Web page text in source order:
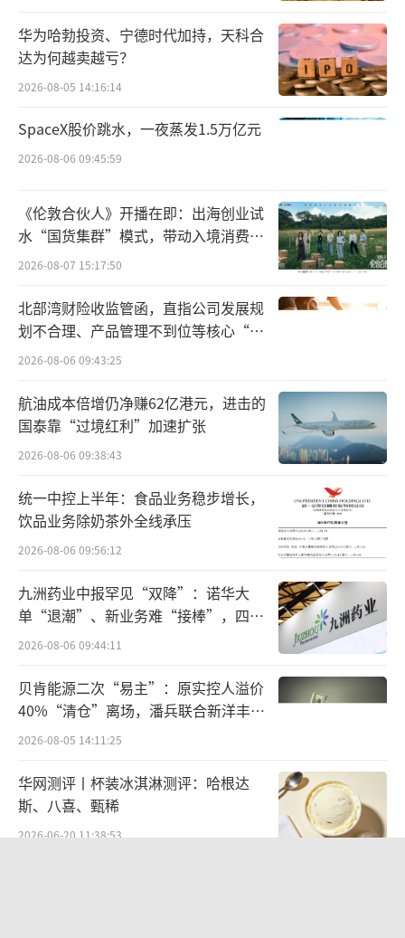
在传统服装制造业中，普遍存在两大突出
痛点：库存高、回款慢。行业平均的未销售库
存率在30%左右，结款周期一般在3个月起步。
SHEIN的解法是根据供应商资质缩短至月结甚
至周结，改善供应商资金效率，并以“小单快
反”柔性按需生产的供应链新模式，将库存率
降至低个位数，从源头上减少浪费、提高效率
和产品品质，并最终得以生产出丰富多元而又
具性价比的产品。
在此优势基础上，SHEIN近年来在全球市
场表现持续亮眼，据全球第三方数据平台Glob
alData数据显示，SHEIN2024年超越ZARA、H
&M、优衣库，跻身全球第三大时尚零售商；另
据Similarweb数据显示，SHEIN今年8月在全
球时尚服装类别访问量蝉联榜首，同时位列全
索量单月同比增长25%，全球用户认可度与品
牌影响力进一步提升。
同时，在系统性的供应商赋能机制下，SH
EIN会将行业以及企业自主研发的新工艺、新技
术、新工具、新设备甚至精益管理方法等，
培训形式，分享给上下游合作伙伴，持续推动
产业带服装生产的数字化、精益化升级。
“给钱及时、订单稳定，SHEIN和我以前
接触的传统的模式是不一样的。”陈迪三十年
前从老家来到广州闯荡以来，就一头扎进服装
华为哈勃投资、宁德时代加持，天科合
达为何越卖越亏？
2026-08-05 14:16:14
SpaceX股价跳水，一夜蒸发1.5万亿元
2026-08-06 09:45:59
《伦敦合伙人》开播在即：出海创业试
水“国货集群”模式，带动入境消费反
向种草
2026-08-07 15:17:50
北部湾财险收监管函，直指公司发展规
划不合理、产品管理不到位等核心“痛
点”
2026-08-06 09:43:25
航油成本倍增仍净赚62亿港元，进击的
国泰靠“过境红利”加速扩张
2026-08-06 09:38:43
统一中控上半年：食品业务稳步增长，
饮品业务除奶茶外全线承压
2026-08-06 09:56:12
九洲药业中报罕见“双降”：诺华大
单“退潮”、新业务难“接棒”，四大
难关待闯
2026-08-06 09:44:11
贝肯能源二次“易主”：原实控人溢价
40%“清仓”离场，潘兵联合新洋丰、
宏科百世拟入主
2026-08-05 14:11:25
华网测评丨杯装冰淇淋测评：哈根达
斯、八喜、甄稀
2026-06-20 11:38:53